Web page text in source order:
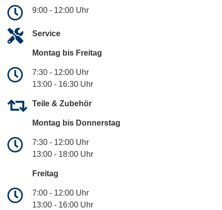
9:00 - 12:00 Uhr
Service
Montag bis Freitag
7:30 - 12:00 Uhr
13:00 - 16:30 Uhr
Teile & Zubehör
Montag bis Donnerstag
7:30 - 12:00 Uhr
13:00 - 18:00 Uhr
Freitag
7:00 - 12:00 Uhr
13:00 - 16:00 Uhr